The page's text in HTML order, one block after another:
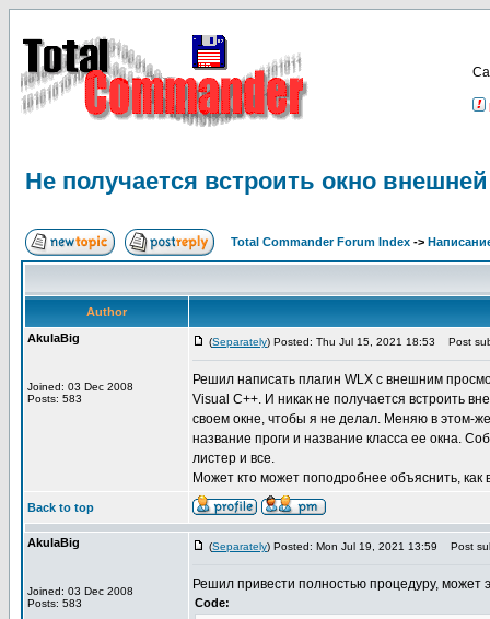
Не получается встроить окно
Total Commander Forum Index ->
Author
AkulaBig
Joined: 03 Dec 2008
Posts: 583
(Separately) Posted: Thu Jul 15, 2021 18:53 Post
Решил написать плагин WLX с внешним
Visual C++. И никак не получается встроить
своем окне, чтобы я не делал. Меняю в этом-
название проги и название класса ее окна.
листер и все.
Может кто может поподробнее объяснить, как
Back to top
AkulaBig
Joined: 03 Dec 2008
Posts: 583
(Separately) Posted: Mon Jul 19, 2021 13:59 Post
Решил привести полностью процедуру, может
Code: